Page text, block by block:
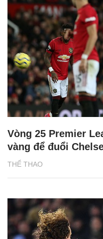
THỂ THAO
Vòng 25 Premier
vàng để đuổi